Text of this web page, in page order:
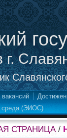
среда (ЭИОС)
СТРАНИЦА/